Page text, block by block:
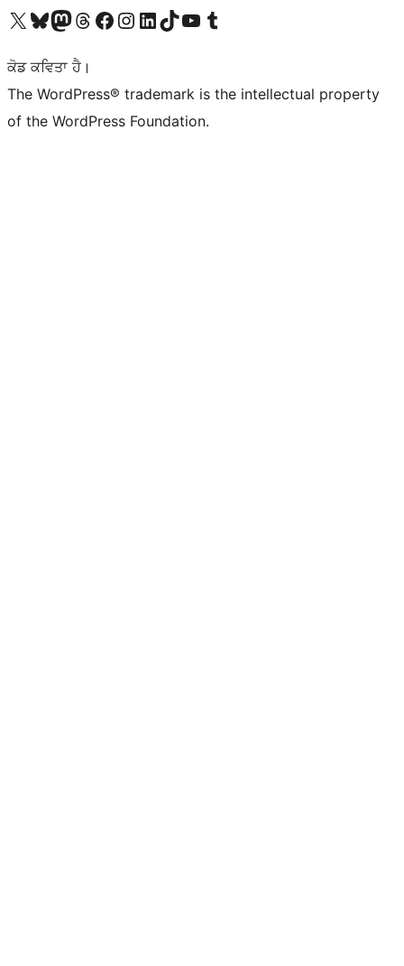
Visit our X (formerly Twitter) account
Visit our Bluesky account
Visit our Mastodon account
Visit our Threads account
Visit our Facebook page
Visit our Instagram account
Visit our LinkedIn account
Visit our TikTok account
Visit our YouTube channel
Visit our Tumblr account
ਕੋਡ ਕਵਿਤਾ ਹੈ।
The WordPress® trademark is the intellectual property
of the WordPress Foundation.